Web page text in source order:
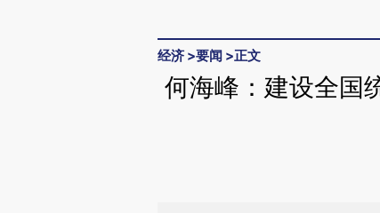
经济 >要闻 >正文
何海峰：建设全国